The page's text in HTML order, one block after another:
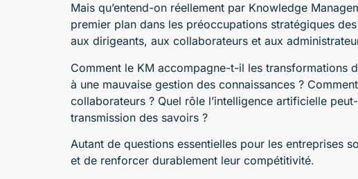
Mais qu’entend-on réellement par Knowledge
premier plan dans les préoccupations stratégiques
aux dirigeants, aux collaborateurs et aux
Comment le KM accompagne-t-il les transformations
à une mauvaise gestion des connaissances ?
collaborateurs ? Quel rôle l’intelligence artificielle
transmission des savoirs ?
Autant de questions essentielles pour les entreprises
et de renforcer durablement leur compétitivité.